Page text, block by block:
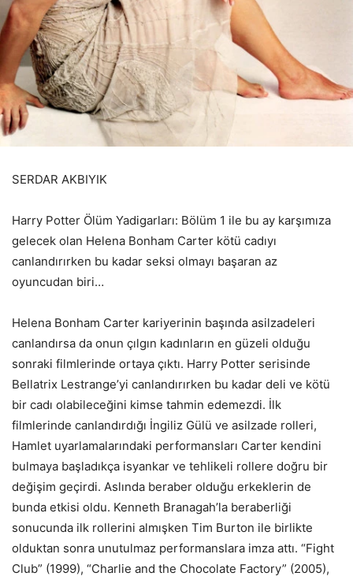
SERDAR AKBIYIK
Harry Potter Ölüm Yadigarları: Bölüm 1 ile bu ay karşımıza
gelecek olan Helena Bonham Carter kötü cadıyı
canlandırırken bu kadar seksi olmayı başaran az
oyuncudan biri…
Helena Bonham Carter kariyerinin başında asilzadeleri
canlandırsa da onun çılgın kadınların en güzeli olduğu
sonraki filmlerinde ortaya çıktı. Harry Potter serisinde
Bellatrix Lestrange’yi canlandırırken bu kadar deli ve kötü
bir cadı olabileceğini kimse tahmin edemezdi. İlk
filmlerinde canlandırdığı İngiliz Gülü ve asilzade rolleri,
Hamlet uyarlamalarındaki performansları Carter kendini
bulmaya başladıkça isyankar ve tehlikeli rollere doğru bir
değişim geçirdi. Aslında beraber olduğu erkeklerin de
bunda etkisi oldu. Kenneth Branagah’la beraberliği
sonucunda ilk rollerini almışken Tim Burton ile birlikte
olduktan sonra unutulmaz performanslara imza attı. “Fight
Club” (1999), “Charlie and the Chocolate Factory” (2005),